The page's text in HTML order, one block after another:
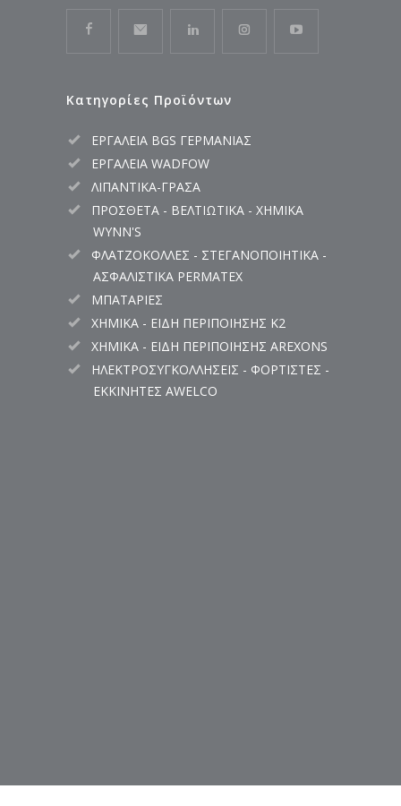
Κατηγορίες Προϊόντων
ΕΡΓΑΛΕΙΑ BGS ΓΕΡΜΑΝΙΑΣ
ΕΡΓΑΛΕΙΑ WADFOW
ΛΙΠΑΝΤΙΚΑ-ΓΡΑΣΑ
ΠΡΟΣΘΕΤΑ - ΒΕΛΤΙΩΤΙΚΑ - ΧΗΜΙΚΑ
WYNN'S
ΦΛΑΤΖΟΚΟΛΛΕΣ - ΣΤΕΓΑΝΟΠΟΙΗΤΙΚΑ -
ΑΣΦΑΛΙΣΤΙΚΑ PERMATEX
ΜΠΑΤΑΡΙΕΣ
ΧΗΜΙΚΑ - ΕΙΔΗ ΠΕΡΙΠΟΙΗΣΗΣ K2
ΧΗΜΙΚΑ - ΕΙΔΗ ΠΕΡΙΠΟΙΗΣΗΣ AREXONS
ΗΛΕΚΤΡΟΣΥΓΚΟΛΛΗΣΕΙΣ - ΦΟΡΤΙΣΤΕΣ -
ΕΚΚΙΝΗΤΕΣ AWELCO